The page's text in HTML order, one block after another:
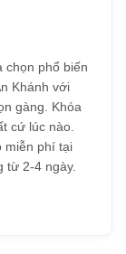
chọn phổ biến
Khánh với
gàng. Khóa
cứ lúc nào.
miễn phí tại
từ 2-4 ngày.